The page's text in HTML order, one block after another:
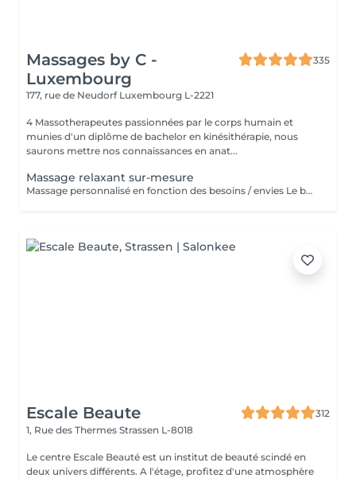
Massages by C -
Luxembourg
335
177, rue de Neudorf Luxembourg L-2221
4 Massotherapeutes passionnées par le corps humain et
munies d'un diplôme de bachelor en kinésithérapie, nous
saurons mettre nos connaissances en anat...
Massage relaxant sur-mesure
Massage personnalisé en fonction des besoins / envies Le but de ce massage sera la détente et la relaxation, le rythme sera plutôt lent et la pression modérée
Escale Beaute
312
1, Rue des Thermes Strassen L-8018
Le centre Escale Beauté est un institut de beauté scindé en
deux univers différents. A l'étage, profitez d'une atmosphère